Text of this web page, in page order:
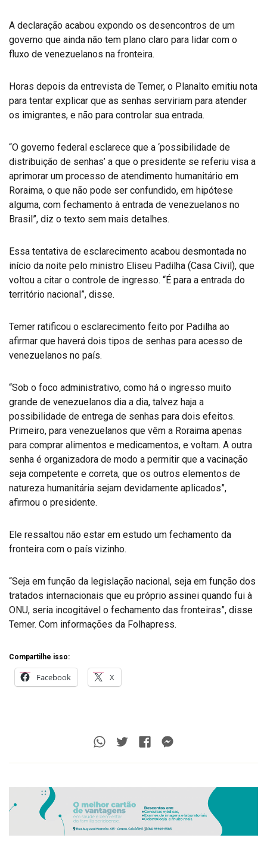
A declaração acabou expondo os desencontros de um
governo que ainda não tem plano claro para lidar com o
fluxo de venezuelanos na fronteira.
Horas depois da entrevista de Temer, o Planalto emitiu nota
para tentar explicar que as senhas serviriam para atender
os imigrantes, e não para controlar sua entrada.
“O governo federal esclarece que a ‘possibilidade de
distribuição de senhas’ a que o presidente se referiu visa a
aprimorar um processo de atendimento humanitário em
Roraima, o que não pode ser confundido, em hipótese
alguma, com fechamento à entrada de venezuelanos no
Brasil”, diz o texto sem mais detalhes.
Essa tentativa de esclarecimento acabou desmontada no
início da noite pelo ministro Eliseu Padilha (Casa Civil), que
voltou a citar o controle de ingresso. “É para a entrada do
território nacional”, disse.
Temer ratificou o esclarecimento feito por Padilha ao
afirmar que haverá dois tipos de senhas para acesso de
venezuelanos no país.
“Sob o foco administrativo, como há o ingresso muito
grande de venezuelanos dia a dia, talvez haja a
possibilidade de entrega de senhas para dois efeitos.
Primeiro, para venezuelanos que vêm a Roraima apenas
para comprar alimentos e medicamentos, e voltam. A outra
senha é organizadora de modo a permitir que a vacinação
seja competente e correta, que os outros elementos de
natureza humanitária sejam devidamente aplicados”,
afirmou o presidente.
Ele ressaltou não estar em estudo um fechamento da
fronteira com o país vizinho.
“Seja em função da legislação nacional, seja em função dos
tratados internacionais que eu próprio assinei quando fui à
ONU, seria incogitável o fechamento das fronteiras”, disse
Temer. Com informações da Folhapress.
Compartilhe isso:
Facebook X
Whatsapp
TwitterFacebook